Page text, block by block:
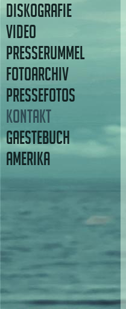
DISKOGRAFIE
VIDEO
PRESSERUMMEL
FOTOARCHIV
PRESSEFOTOS
KONTAKT
GAESTEBUCH
AMERIKA